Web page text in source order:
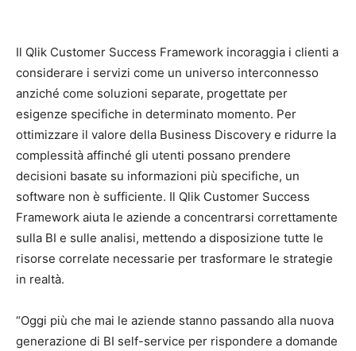
Il Qlik Customer Success Framework incoraggia i clienti a
considerare i servizi come un universo interconnesso
anziché come soluzioni separate, progettate per
esigenze specifiche in determinato momento. Per
ottimizzare il valore della Business Discovery e ridurre la
complessità affinché gli utenti possano prendere
decisioni basate su informazioni più specifiche, un
software non è sufficiente. Il Qlik Customer Success
Framework aiuta le aziende a concentrarsi correttamente
sulla BI e sulle analisi, mettendo a disposizione tutte le
risorse correlate necessarie per trasformare le strategie
in realtà.
“Oggi più che mai le aziende stanno passando alla nuova
generazione di BI self-service per rispondere a domande